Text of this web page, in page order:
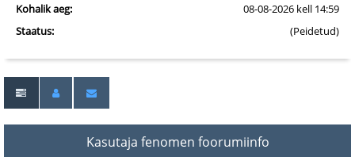
Kohalik aeg:
08-08-2026 kell 14:59
Staatus:
(Peidetud)
Kasutaja fenomen foorumiinfo